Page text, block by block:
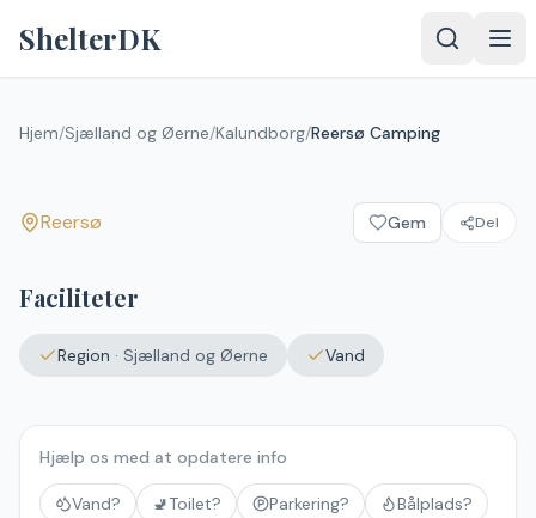
ShelterDK
Hjem/Sjælland og Øerne/Kalundborg/Reersø Camping
Upload et
godkendelse.
billede
Send
Reersø
Reersø Gem Del
Faciliteter
Region · Sjælland og Øerne Vand
Hjælp os med at opdatere info
Vand? 🚽Toilet? Parkering?
Bålplads?